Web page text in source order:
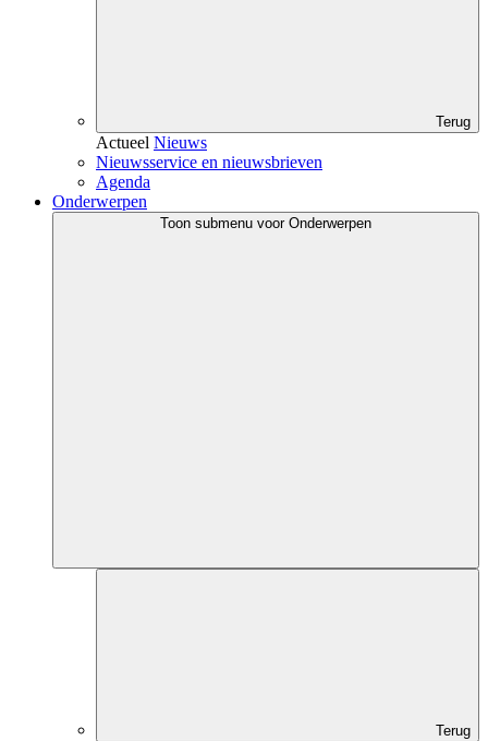
Terug
Actueel Nieuws
Nieuwsservice en nieuwsbrieven
Agenda
Onderwerpen
Toon submenu voor Onderwerpen
Terug